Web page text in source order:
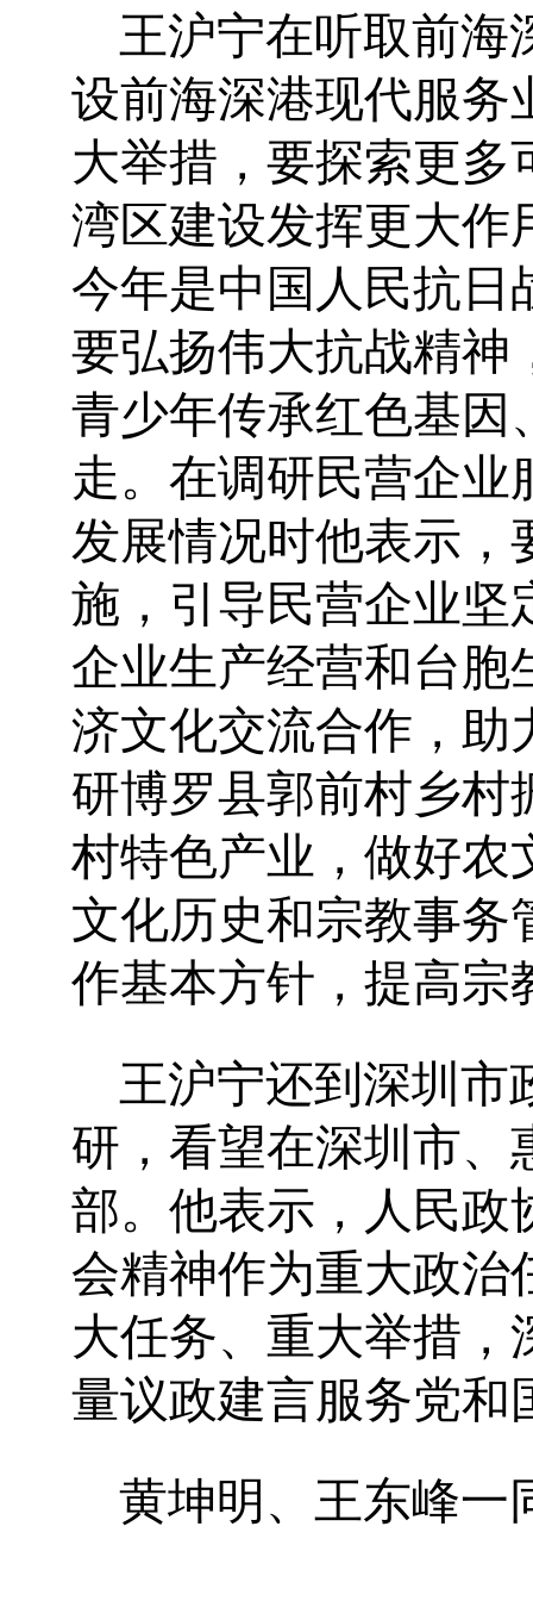
王沪宁在听取前海
设前海深港现代服务
大举措，要探索更多
湾区建设发挥更大作
今年是中国人民抗日
要弘扬伟大抗战精神
青少年传承红色基因
走。在调研民营企
发展情况时他表示，
施，引导民营企业坚
企业生产经营和台胞
济文化交流合作，助
研博罗县郭前村乡村
村特色产业，做好农
文化历史和宗教事务
作基本方针，提高宗
王沪宁还到深圳市
研，看望在深圳市、
部。他表示，人民政
会精神作为重大政治
大任务、重大举措，
量议政建言服务党和
黄坤明、王东峰一